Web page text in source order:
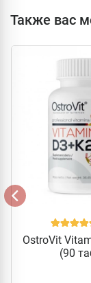
Также вас
OstroVit
(90